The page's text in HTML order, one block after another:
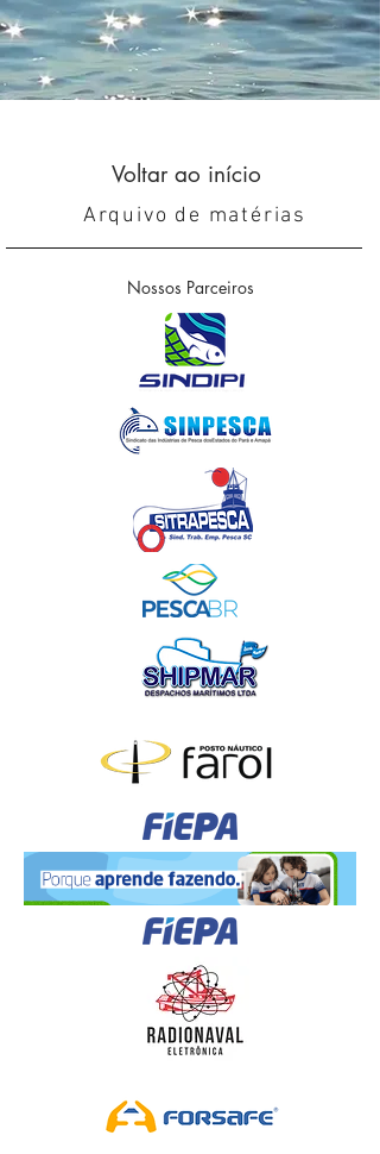
Voltar ao início
Arquivo de matérias
Nossos Parceiros